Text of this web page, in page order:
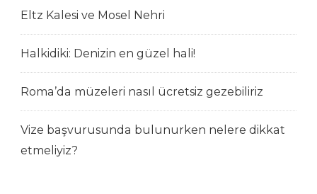
Eltz Kalesi ve Mosel Nehri
Halkidiki: Denizin en güzel hali!
Roma’da müzeleri nasıl ücretsiz gezebiliriz
Vize başvurusunda bulunurken nelere dikkat
etmeliyiz?